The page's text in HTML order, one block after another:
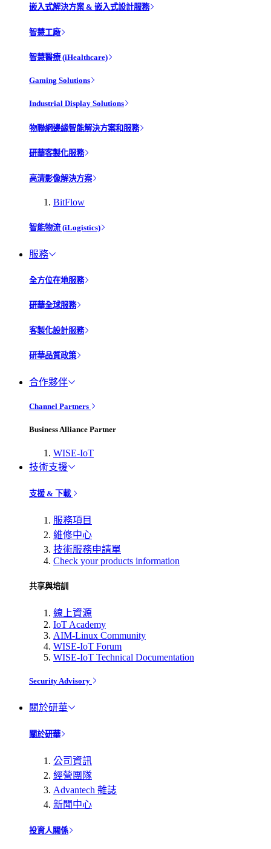
嵌入式解決方案 & 嵌入式設計服務
智慧工廠
智慧醫療 (iHealthcare)
Gaming Solutions
Industrial Display Solutions
物聯網邊緣智能解決方案和服務
研華客製化服務
高清影像解決方案
BitFlow
智能物流 (iLogistics)
服務
全方位在地服務
研華全球服務
客製化設計服務
研華品質政策
合作夥伴
Channel Partners
Business Alliance Partner
WISE-IoT
技術支援
支援 & 下載
服務項目
維修中心
技術服務申請單
Check your products information
共享與培訓
線上資源
IoT Academy
AIM-Linux Community
WISE-IoT Forum
WISE-IoT Technical Documentation
Security Advisory
關於研華
關於研華
公司資訊
經營團隊
Advantech 雜誌
新聞中心
投資人關係